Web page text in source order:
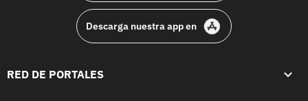
Descarga nuestra app en
RED DE PORTALES